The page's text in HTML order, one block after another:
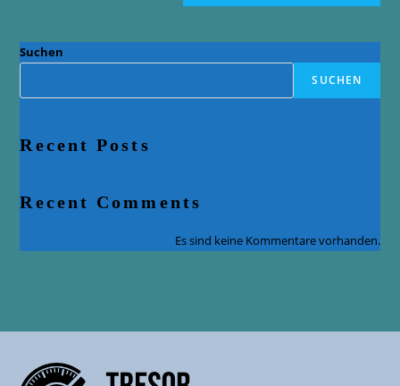
Suchen
SUCHEN
Recent Posts
Recent Comments
Es sind keine Kommentare vorhanden.